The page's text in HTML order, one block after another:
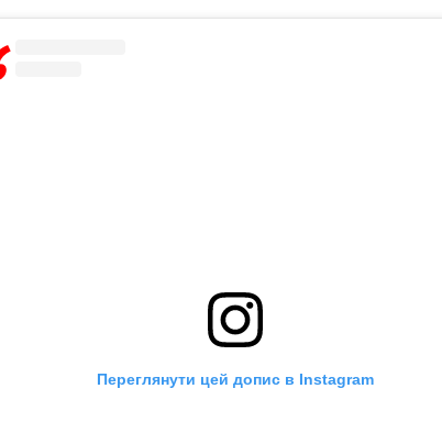
Переглянути цей допис в Instagram